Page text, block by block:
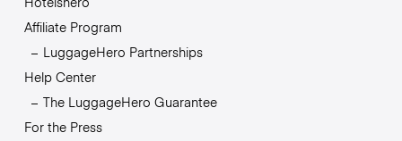
Affiliate Program
LuggageHero Partnerships
Help Center
The LuggageHero Guarantee
For the Press